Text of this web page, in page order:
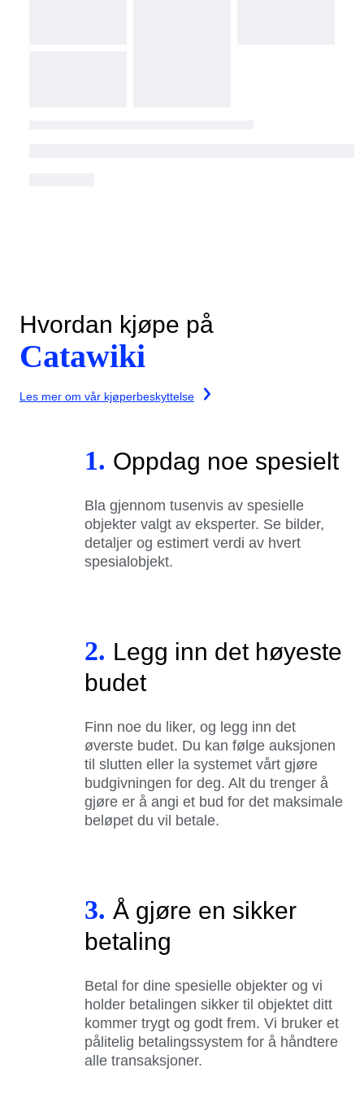
Hvordan kjøpe på
Catawiki
Les mer om vår kjøperbeskyttelse
1. Oppdag noe spesielt
Bla gjennom tusenvis av spesielle
objekter valgt av eksperter. Se bilder,
detaljer og estimert verdi av hvert
spesialobjekt.
2. Legg inn det høyeste
budet
Finn noe du liker, og legg inn det
øverste budet. Du kan følge auksjonen
til slutten eller la systemet vårt gjøre
budgivningen for deg. Alt du trenger å
gjøre er å angi et bud for det maksimale
beløpet du vil betale.
3. Å gjøre en sikker
betaling
Betal for dine spesielle objekter og vi
holder betalingen sikker til objektet ditt
kommer trygt og godt frem. Vi bruker et
pålitelig betalingssystem for å håndtere
alle transaksjoner.